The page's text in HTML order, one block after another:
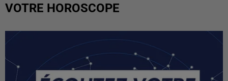
VOTRE HOROSCOPE